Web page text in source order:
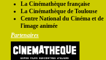
La Cinémathèque française
La Cinémathèque de Toulouse
Centre National du Cinéma et de
l'image animée
Partenaires